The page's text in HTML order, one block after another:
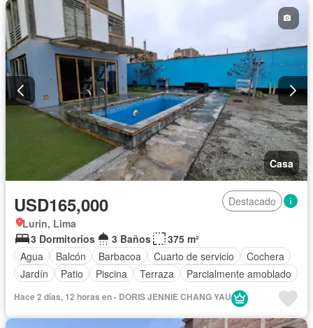
Casa
USD165,000
Destacado
Lurin, Lima
3 Dormitorios
3 Baños
375 m²
Agua
Balcón Barbacoa Cuarto de servicio
Cochera
Jardín
Patio Piscina Terraza Parcialmente amoblado
Hace 2 días, 12 horas en - DORIS JENNIE CHANG YAU